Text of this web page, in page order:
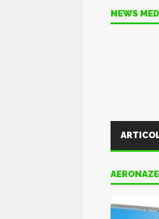
NEWS